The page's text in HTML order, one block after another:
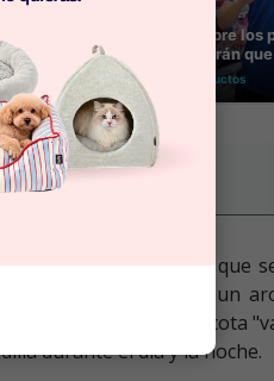
activado por carbón que
adhesivas y un
gustaría que su mascota
durante el día y la noche.